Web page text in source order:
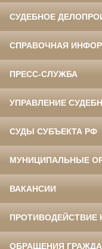
СУДЕБНОЕ
СПРАВОЧНАЯ
ПРЕСС-СЛУЖБА
УПРАВЛЕНИЕ
СУДЫ СУБЪЕКТА РФ
МУНИЦИПАЛЬНЫЕ
ВАКАНСИИ
ПРОТИВОДЕЙСТВИЕ
ОБРАЩЕНИЯ